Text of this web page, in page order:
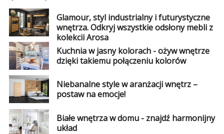
Glamour, styl industrialny i futurystyczne
wnętrza. Odkryj wszystkie odsłony mebli z
kolekcji Arosa
Kuchnia w jasny kolorach - ożyw wnętrze
dzięki takiemu połączeniu kolorów
Niebanalne style w aranżacji wnętrz –
postaw na emocje!
Białe wnętrza w domu - znajdź harmonijny
układ